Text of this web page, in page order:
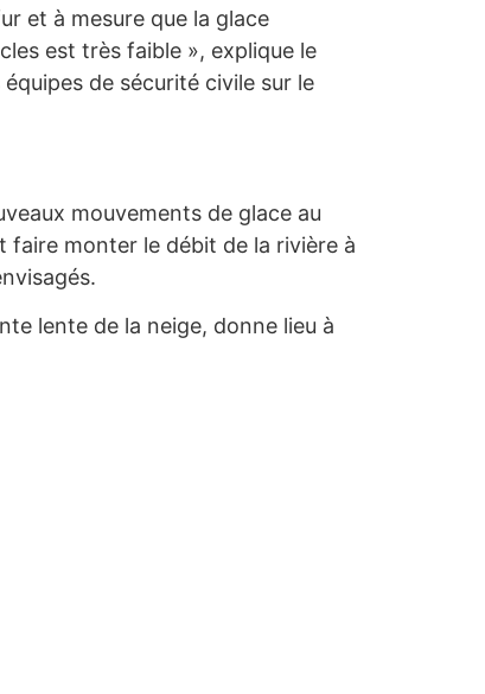
et à mesure que la glace
est très faible », explique le
de sécurité civile sur le
mouvements de glace au
monter le débit de la rivière à
lente de la neige, donne lieu à